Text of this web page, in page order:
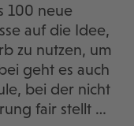
100 neue
auf die Idee,
zu nutzen, um
geht es auch
bei der nicht
fair stellt …